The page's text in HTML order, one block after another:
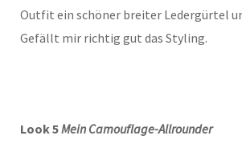
Outfit ein schöner breiter Ledergürtel
Gefällt mir richtig gut das Styling.
Look 5Mein Camouflage-Allrounder